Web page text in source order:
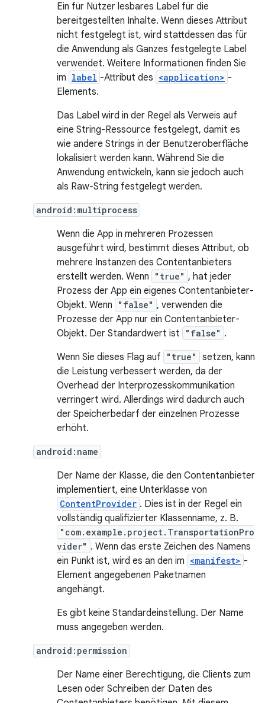
Ein für Nutzer lesbares Label für die
bereitgestellten Inhalte. Wenn dieses Attribut
nicht festgelegt ist, wird stattdessen das für
die Anwendung als Ganzes festgelegte Label
verwendet. Weitere Informationen finden Sie
im label -Attribut des <application> -
Elements.
Das Label wird in der Regel als Verweis auf
eine String-Ressource festgelegt, damit es
wie andere Strings in der Benutzeroberfläche
lokalisiert werden kann. Während Sie die
Anwendung entwickeln, kann sie jedoch auch
als Raw-String festgelegt werden.
android:multiprocess
Wenn die App in mehreren Prozessen
ausgeführt wird, bestimmt dieses Attribut, ob
mehrere Instanzen des Contentanbieters
erstellt werden. Wenn
"true" , hat jeder
Prozess der App ein eigenes Contentanbieter-
Objekt. Wenn
"false" , verwenden die
Prozesse der App nur ein Contentanbieter-
Objekt. Der Standardwert ist
"false" .
Wenn Sie dieses Flag auf
"true"
setzen, kann
die Leistung verbessert werden, da der
Overhead der Interprozesskommunikation
verringert wird. Allerdings wird dadurch auch
der Speicherbedarf der einzelnen Prozesse
erhöht.
android:name
Der Name der Klasse, die den Contentanbieter
implementiert, eine Unterklasse von
ContentProvider . Dies ist in der Regel ein
vollständig qualifizierter Klassenname, z. B.
"com.example.project.TransportationPro
vider" . Wenn das erste Zeichen des Namens
ein Punkt ist, wird es an den im <manifest> -
Element angegebenen Paketnamen
angehängt.
Es gibt keine Standardeinstellung. Der Name
muss angegeben werden.
android:permission
Der Name einer Berechtigung, die Clients zum
Lesen oder Schreiben der Daten des